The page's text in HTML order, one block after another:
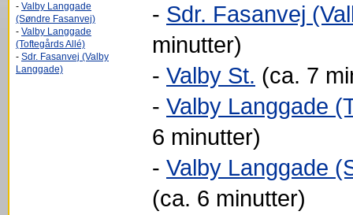
- Valby Langgade
(Søndre Fasanvej)
- Valby Langgade
(Toftegårds Allé)
- Sdr. Fasanvej (Valby
Langgade)
- Sdr. Fasanvej
minutter)
- Valby St. (ca. 7
- Valby Langgade
6 minutter)
- Valby Langgade
(ca. 6 minutter)